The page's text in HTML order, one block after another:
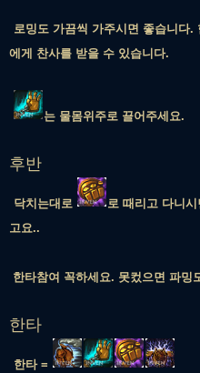
로밍도 가끔씩 가주시면 좋습니다.
에게 찬사를 받을 수 있습니다.
는 물몸위주로 끌어주세요.
후반
닥치는대로 로 때리고 다니
고요..
한타참여 꼭하세요. 못컸으면 파밍
한타
한타 =